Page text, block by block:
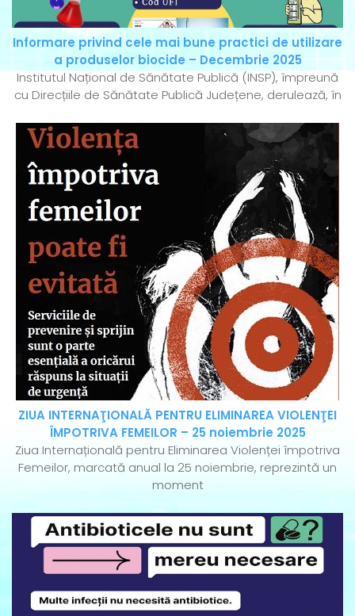
Informare privind cele mai bune practici de utilizare
a produselor biocide – Decembrie 2025
Institutul Național de Sănătate Publică (INSP), împreună
cu Direcțiile de Sănătate Publică Județene, derulează, în
ZIUA INTERNAŢIONALĂ PENTRU ELIMINAREA VIOLENŢEI
ÎMPOTRIVA FEMEILOR – 25 noiembrie 2025
Ziua Internațională pentru Eliminarea Violenței împotriva
Femeilor, marcată anual la 25 noiembrie, reprezintă un
moment